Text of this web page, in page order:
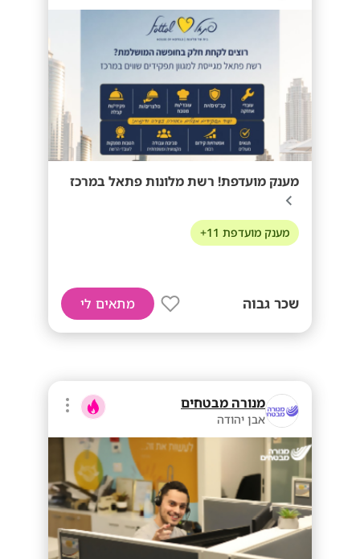
מענק מועדפת! רשת מלונות פתאל במרכז
מענק מועדפת 11+
שכר גבוה מתאים לי
מנורה מבטחים
אבן יהודה